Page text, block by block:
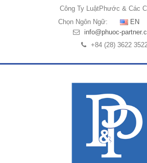
Công Ty LuậtPhước & Các
Chọn Ngôn Ngữ:
EN
info@phuoc-
+84 (28) 3622